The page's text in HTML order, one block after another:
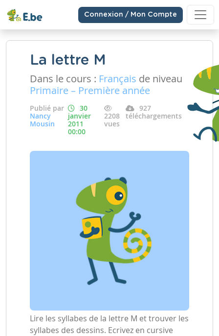
Connexion / Mon Compte
La lettre M
Dans le cours : Français de niveau
Primaire – Première année
Publié par
Nancy
Mousin
30
janvier
2011
00:00
2208
vues
927
téléchargements
Lire les syllabes de la lettre M et trouver les
syllabes des dessins. Ecrivez en cursive